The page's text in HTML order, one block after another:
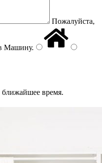
Пожалуйста,
Машину.
время.